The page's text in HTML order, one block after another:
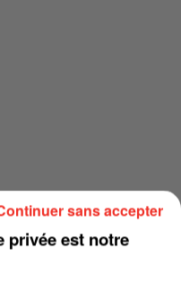
privée est notre
sans accepter